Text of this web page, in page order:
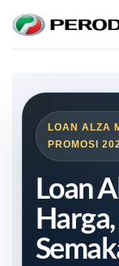
content
LOAN ALZA
PROMOSI
Loan